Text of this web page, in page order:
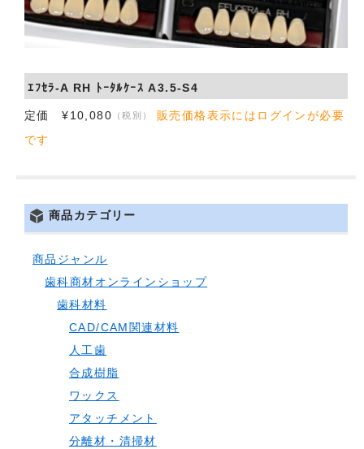
ｴﾌｾﾗ-A RH ﾄｰﾀﾙｹｰｽ A3.5-S4
定価 ¥10,080 （税別）
販売価格表示にはログインが必要
です
商品カテゴリー
商品ジャンル
歯科商材オンラインショップ
歯科材料
CAD/CAM関連材料
人工歯
合成樹脂
ワックス
アタッチメント
分離材・清掃材